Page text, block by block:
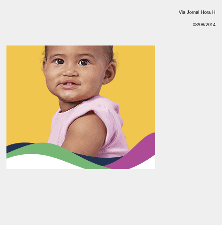
Via Jornal Hora H
08/08/2014